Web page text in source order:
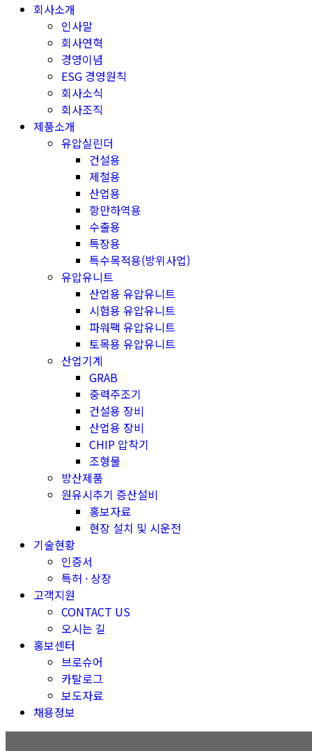
회사소개
인사말
회사연혁
경영이념
ESG 경영원칙
회사소식
회사조직
제품소개
유압실린더
건설용
제철용
산업용
항만하역용
수출용
특장용
특수목적용(방위사업)
유압유니트
산업용 유압유니트
시험용 유압유니트
파워팩 유압유니트
토목용 유압유니트
산업기계
GRAB
중력주조기
건설용 장비
산업용 장비
CHIP 압착기
조형물
방산제품
원유시추기 증산설비
홍보자료
현장 설치 및 시운전
기술현황
인증서
특허 · 상장
고객지원
CONTACT US
오시는 길
홍보센터
브로슈어
카탈로그
보도자료
채용정보